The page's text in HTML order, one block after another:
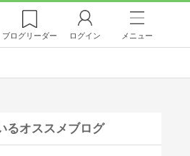
ブログリーダー ログイン メニュー
るオススメブログ